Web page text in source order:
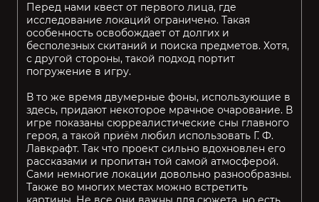
Перед нами квест от первого лица, где
исследование локаций ограничено. Такая
особенность освобождает от долгих и
бесполезных скитаний и поиска предметов. Хотя,
с другой стороны, такой подход портит
погружение в игру.
В то же время двумерные фоны, использующие в
здесь, придают некоторое мрачное очарование. В
игре показаны сюрреалистические сны главного
героя, а такой приём любил использовать Г. Ф.
Лавкрафт. Так что проект сильно вдохновлен его
рассказами и пропитан той самой атмосферой.
Сами немногие локации довольно разнообразны.
Также во многих местах можно встретить